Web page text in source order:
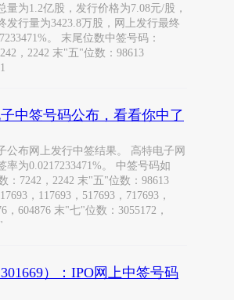
量为1.2亿股，发行价格为7.08元/股，
发行量为3423.8万股，网上发行最终
。 末尾位数中签号码：
，2242 末"五"位数：98613
中签号码公布，看看你中了
公布网上发行中签结果。 高特电子网
率为0.0217233471%。 中签号码如
：7242，2242 末"五"位数：98613
，117693，517693，717693，
，604876 末"七"位数：3055172，
）：IPO网上中签号码